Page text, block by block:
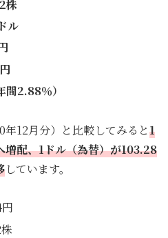
株
ル
2.88％）
12月分）と比較してみると1
配、1ドル（為替）が103.28
しています。